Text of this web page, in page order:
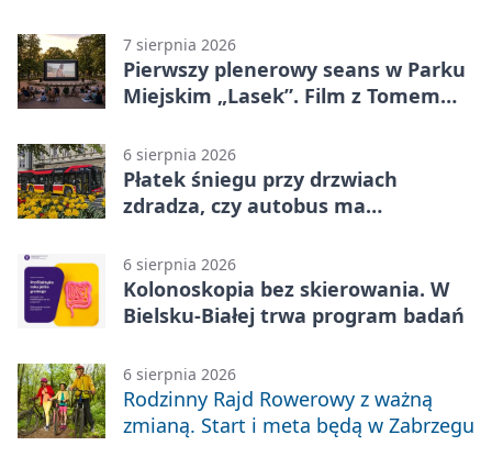
7 sierpnia 2026
Pierwszy plenerowy seans w Parku
Miejskim „Lasek”. Film z Tomem
6 sierpnia 2026
Płatek śniegu przy drzwiach
zdradza, czy autobus ma
6 sierpnia 2026
Kolonoskopia bez skierowania. W
Bielsku-Białej trwa program badań
6 sierpnia 2026
Rodzinny Rajd Rowerowy z ważną
zmianą. Start i meta będą w Zabrzegu